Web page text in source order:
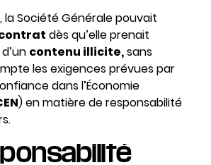
Société Générale pouvait
dès qu’elle prenait
contenu illicite,sans
les exigences prévues par
dans l’Économie
) en matière de responsabilité